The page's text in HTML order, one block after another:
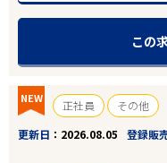
この
NEW 正社員
その他
更新日
2026.08.05 登録販